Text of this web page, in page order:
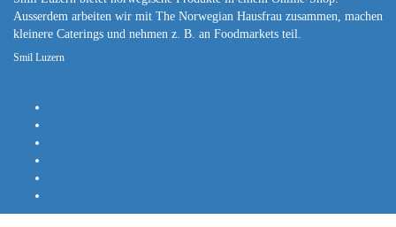
Ausserdem arbeiten wir mit The Norwegian Hausfrau zusammen, machen
kleinere Caterings und nehmen z. B. an Foodmarkets teil.
Smil Luzern